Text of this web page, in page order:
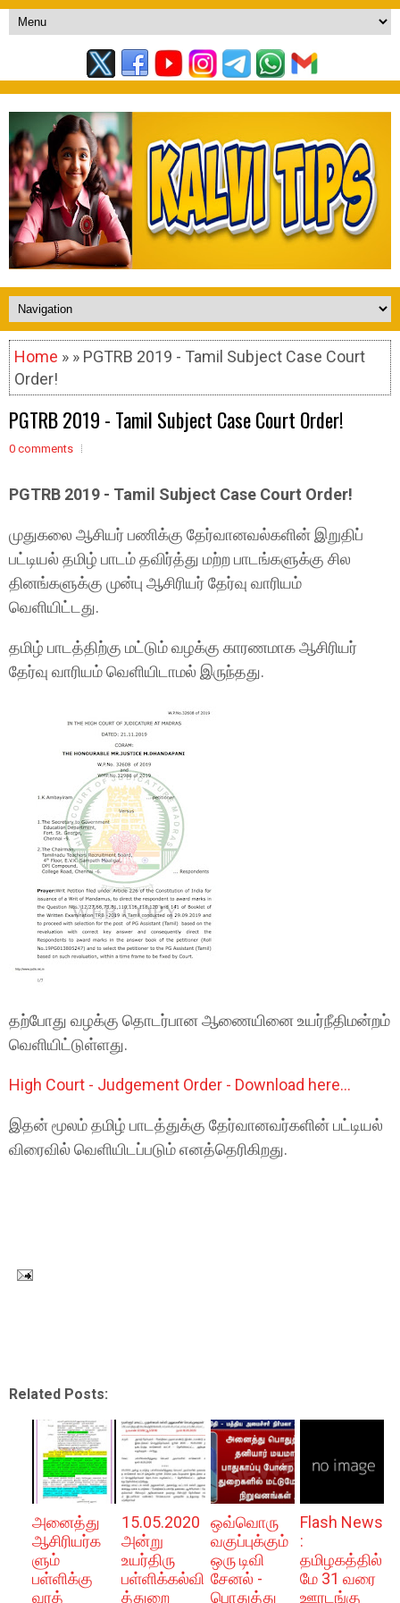
Home » » PGTRB 2019 - Tamil Subject Case Court
Order!
PGTRB 2019 - Tamil Subject Case Court Order!
0 comments
PGTRB 2019 - Tamil Subject Case Court Order!
முதுகலை ஆசியர் பணிக்கு தேர்வானவல்களின் இறுதிப்
பட்டியல் தமிழ் பாடம் தவிர்த்து மற்ற பாடங்களுக்கு சில
தினங்களுக்கு முன்பு ஆசிரியர் தேர்வு வாரியம்
வெளியிட்டது.
தமிழ் பாடத்திற்கு மட்டும் வழக்கு காரணமாக ஆசிரியர்
தேர்வு வாரியம் வெளியிடாமல் இருந்தது.
தற்போது வழக்கு தொடர்பான ஆணையினை உயர்நீதிமன்றம்
வெளியிட்டுள்ளது.
High Court - Judgement Order - Download here...
இதன் மூலம் தமிழ் பாடத்துக்கு தேர்வானவர்களின் பட்டியல்
விரைவில் வெளியிடப்படும் எனத்தெரிகிறது.
Related Posts:
அனைத்து
ஆசிரியர்க
ளும்
பள்ளிக்கு
வரத்
15.05.2020
அன்று
உயர்திரு
பள்ளிக்கல்வி
த்துறை
ஒவ்வொரு
வகுப்புக்கும்
ஒரு டிவி
சேனல் -
பொதுத்து
Flash News
:
தமிழகத்தில்
மே 31 வரை
ஊரடங்கு